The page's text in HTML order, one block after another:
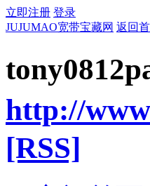
立即注册 登录
JUJUMAO宽带宝藏网 返回
http://
[RSS]